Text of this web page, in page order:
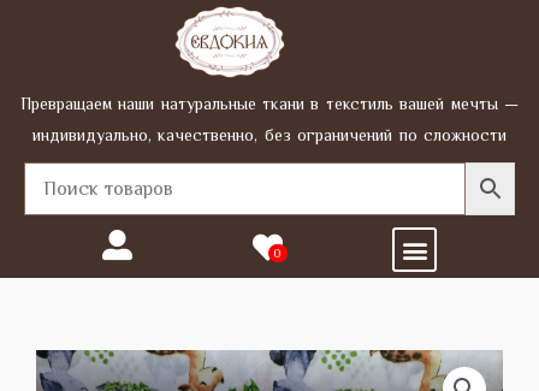
Превращаем наши натуральные ткани в текстиль вашей мечты —
индивидуально, качественно, без ограничений по сложности
0 Menu